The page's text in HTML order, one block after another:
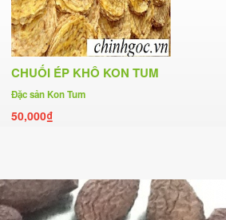
CHUỐI ÉP KHÔ KON TUM
Đặc sản Kon Tum
50,000₫